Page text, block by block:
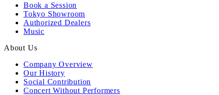
Book a Session
Tokyo Showroom
Authorized Dealers
Music
About Us
Company Overview
Our History
Social Contribution
Concert Without Performers